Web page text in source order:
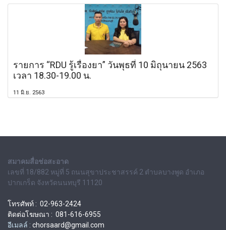
รายการ “RDU รู้เรื่องยา” วันพุธที่ 10 มิถุนายน 2563
เวลา 18.30-19.00 น.
11 มิ.ย. 2563
สมาคมสื่อช่อสะอาด
เลขที่ 18/882 หมู่ที่ 5 ถนนสุขาประชาสรรค์ 2 ตำบลบางพูด อำเภอ
ปากเกร็ด จังหวัดนนทบุรี 11120
โทรศัพท์ : 02-963-2424
ติดต่อโฆษณา : 081-616-6955
อีเมลล์ : chorsaard@gmail.com